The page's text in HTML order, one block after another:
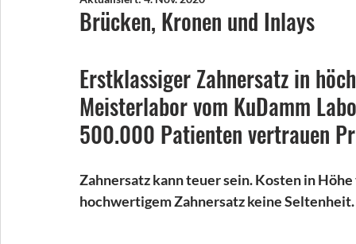
Brücken, Kronen und Inlays
Erstklassiger Zahnersatz in
Meisterlabor vom KuDamm
500.000 Patienten vertrauen
Zahnersatz kann teuer sein. Kosten in
hochwertigem Zahnersatz keine